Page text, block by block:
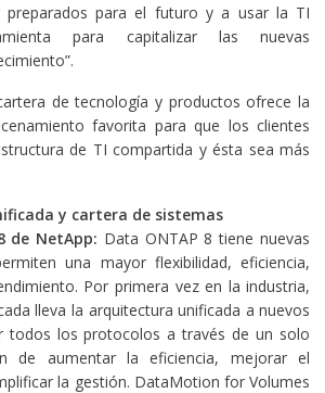
preparados para el futuro y a usar la TI
para capitalizar las nuevas
de tecnología y productos ofrece la
favorita para que los clientes
de TI compartida y ésta sea más
y cartera de sistemas
de NetApp: Data ONTAP 8 tiene nuevas
una mayor flexibilidad, eficiencia,
Por primera vez en la industria,
lleva la arquitectura unificada a nuevos
todos los protocolos a través de un solo
de aumentar la eficiencia, mejorar el
la gestión. DataMotion for Volumes